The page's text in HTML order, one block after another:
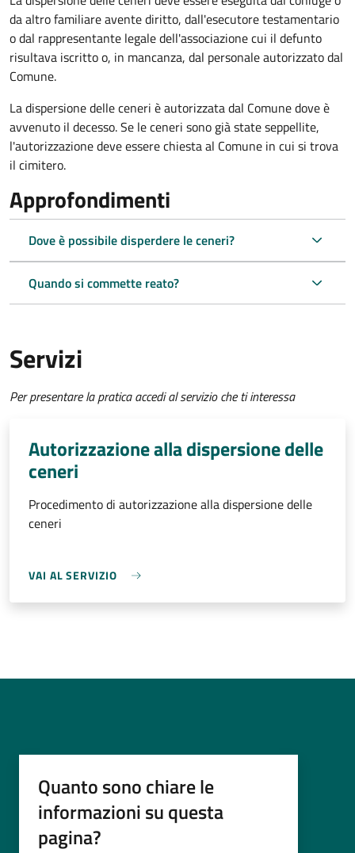
da altro familiare avente diritto, dall'esecutore testamentario
o dal rappresentante legale dell'associazione cui il defunto
risultava iscritto o, in mancanza, dal personale autorizzato dal
Comune.
La dispersione delle ceneri è autorizzata dal Comune dove è
avvenuto il decesso. Se le ceneri sono già state seppellite,
l'autorizzazione deve essere chiesta al Comune in cui si trova
il cimitero.
Approfondimenti
Dove è possibile disperdere le ceneri?
Quando si commette reato?
Servizi
Per presentare la pratica accedi al servizio che ti interessa
Autorizzazione alla dispersione delle
ceneri
Procedimento di autorizzazione alla dispersione delle
ceneri
VAI AL SERVIZIO
Quanto sono chiare le
informazioni su questa
pagina?